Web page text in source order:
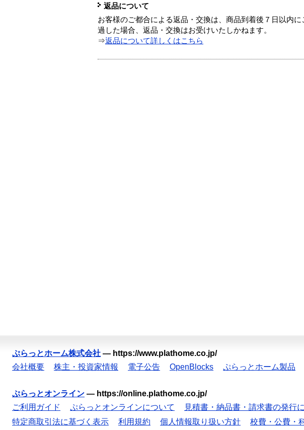
返品について
お客様のご都合による返品・交換は、商品到着後７日以内
過した場合、返品・交換はお受けいたしかねます。
⇒返品について詳しくはこちら
ぷらっとホーム株式会社 — https://www.plathome.co.jp/
会社概要
株主・投資家情報 電子公告 OpenBlocks ぷらっとホーム製品
ぷらっとオンライン — https://online.plathome.co.jp/
ご利用ガイド
ぷらっとオンラインについて 見積書・納品書・請求書の発行
特定商取引法に基づく表示
利用規約 個人情報取り扱い方針 校費・公費・